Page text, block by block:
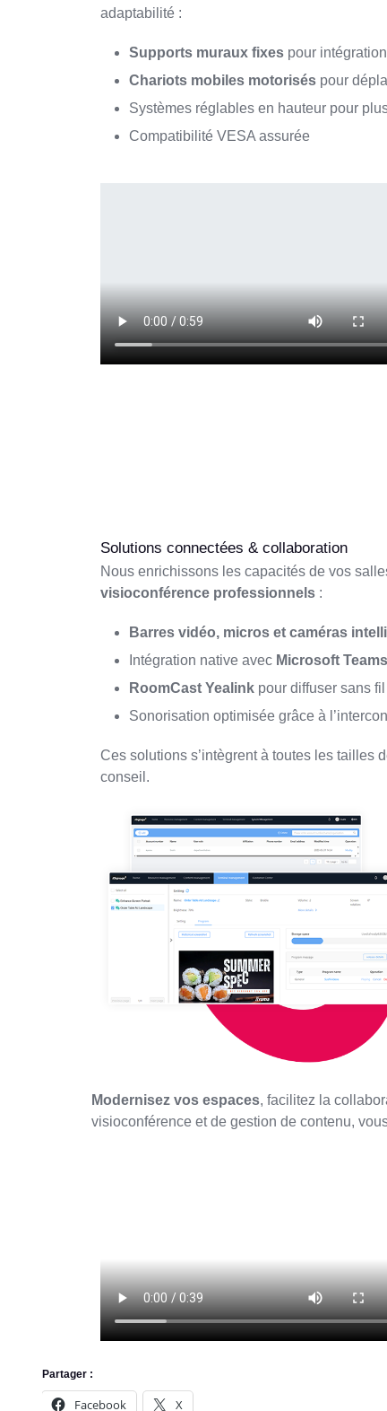
adaptabilité :
Supports muraux fixes pour
Chariots mobiles motorisés pour
Systèmes réglables en hauteur pour
Compatibilité VESA assurée
Solutions connectées & collaboration
Nous enrichissons les capacités de vos
visioconférence professionnels :
Barres vidéo, micros et caméras
Intégration native avec Microsoft
RoomCast Yealink pour diffuser sans
Sonorisation optimisée grâce à
Ces solutions s’intègrent à toutes les tailles
conseil.
Modernisez vos espaces, facilitez la
visioconférence et de gestion de contenu,
Partager :
Facebook X